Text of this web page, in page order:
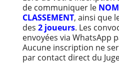
de communiquer le NOM
CLASSEMENT, ainsi que
des 2 joueurs. Les
envoyées via WhatsApp
Aucune inscription ne
par contact direct du